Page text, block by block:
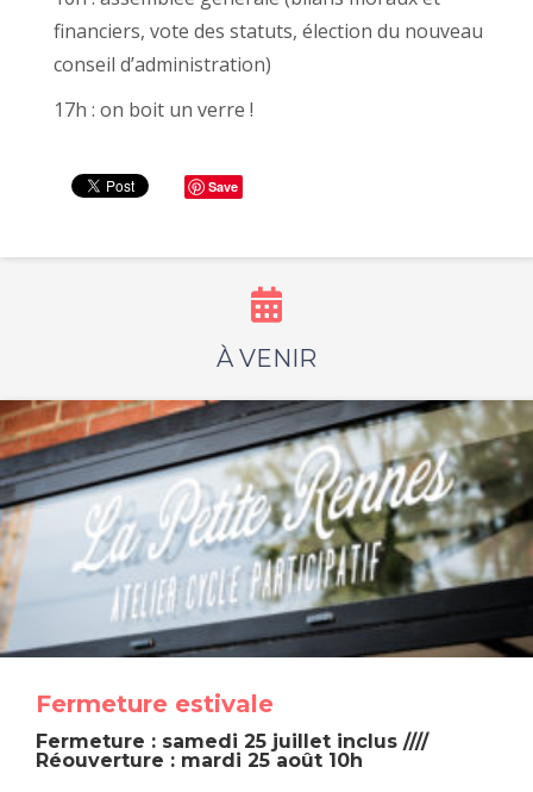
financiers, vote des statuts, élection du nouveau
conseil d’administration)
17h : on boit un verre !
Save
À VENIR
Fermeture estivale
Fermeture : samedi 25 juillet inclus ////
Réouverture : mardi 25 août 10h